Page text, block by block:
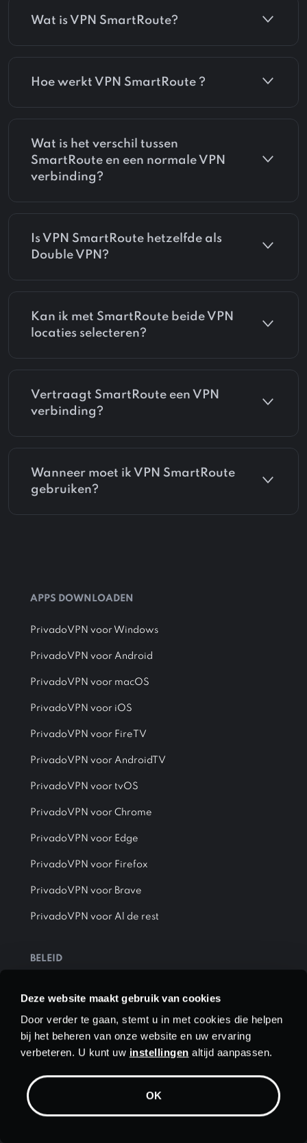
Deze website maakt gebruik van cookies
Door verder te gaan, stemt u in met cookies die helpen
bij het beheren van onze website en uw ervaring
verbeteren. U kunt uw instellingen altijd aanpassen.
OK
Wat is VPN SmartRoute?
Hoe werkt VPN SmartRoute ?
Wat is het verschil tussen
SmartRoute en een normale VPN
verbinding?
Is VPN SmartRoute hetzelfde als
Double VPN?
Kan ik met SmartRoute beide VPN
locaties selecteren?
Vertraagt ​​SmartRoute een VPN
verbinding?
Wanneer moet ik VPN SmartRoute
gebruiken?
APPS DOWNLOADEN
PrivadoVPN voor Windows
PrivadoVPN voor Android
PrivadoVPN voor macOS
PrivadoVPN voor iOS
PrivadoVPN voor FireTV
PrivadoVPN voor AndroidTV
PrivadoVPN voor tvOS
PrivadoVPN voor Chrome
PrivadoVPN voor Edge
PrivadoVPN voor Firefox
PrivadoVPN voor Brave
PrivadoVPN voor Al de rest
BELEID
Servicevoorwaarden
Auteursrechtbeleid